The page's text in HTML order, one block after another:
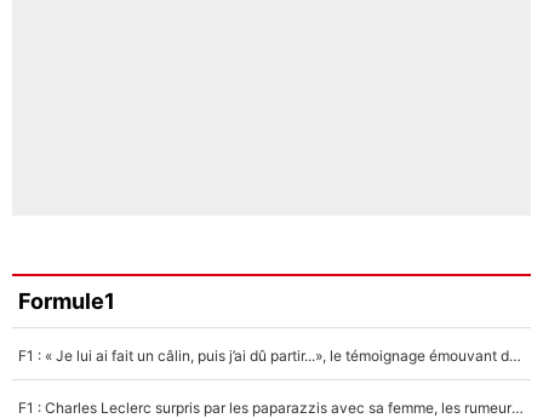
Formule1
F1 : « Je lui ai fait un câlin, puis j’ai dû partir...», le témoignage émouvant de Max Verstappen sur sa fille
F1 : Charles Leclerc surpris par les paparazzis avec sa femme, les rumeurs étaient vraies !